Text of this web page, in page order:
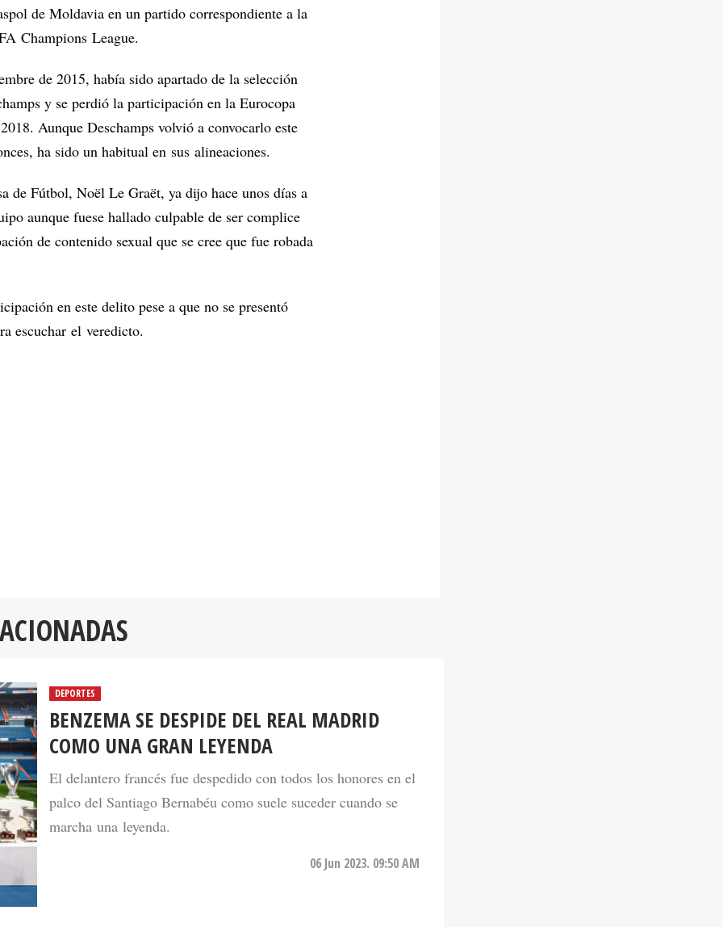
de Moldavia en un partido correspondiente a la
Champions League.
de 2015, había sido apartado de la selección
y se perdió la participación en la Eurocopa
Aunque Deschamps volvió a convocarlo este
ha sido un habitual en sus alineaciones.
de Fútbol, Noël Le Graët, ya dijo hace unos días a
aunque fuese hallado culpable de ser complice
de contenido sexual que se cree que fue robada
en este delito pese a que no se presentó
escuchar el veredicto.
DEPORTES
BENZEMA SE DESPIDE DEL REAL MADRID
COMO UNA GRAN LEYENDA
El delantero francés fue despedido con todos los honores en el
palco del Santiago Bernabéu como suele suceder cuando se
marcha una leyenda.
06 Jun 2023. 09:50 AM